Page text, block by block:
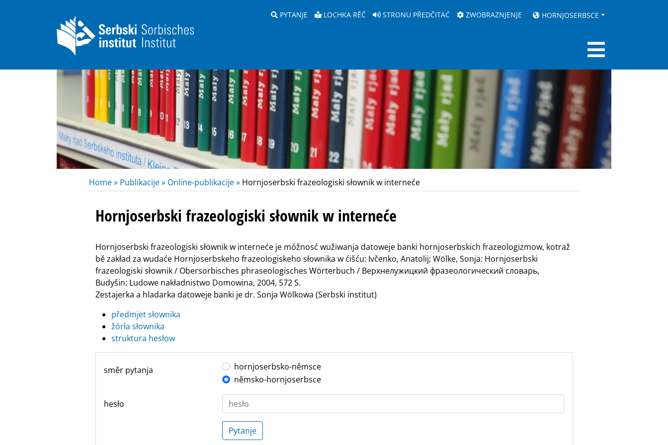
PYTANJE LOCHKA RĚČ STRONU PŘEDČITAĆ ZWOBRAZNJENJE HORNJOSERBSCE
Home » Publikacije » Online-publikacije » Hornjoserbski frazeologiski słownik w interneće
Hornjoserbski frazeologiski słownik w interneće
Hornjoserbski frazeologiski słownik w interneće je móžnosć wužiwanja datoweje banki hornjoserbskich frazeologizmow, kotraž
bě zakład za wudaće Hornjoserbskeho frazeologiskeho słownika w ćišću: Ivčenko, Anatolij; Wölke, Sonja: Hornjoserbski
frazeologiski słownik / Obersorbisches phraseologisches Wörterbuch / Верхнелужицкий фразеологический словарь,
Budyšin: Ludowe nakładnistwo Domowina, 2004, 572 S.
Zestajerka a hladarka datoweje banki je dr. Sonja Wölkowa (Serbski institut)
předmjet słownika
žórła słownika
struktura hesłow
směr pytanja
hornjoserbsko-němsce
němsko-hornjoserbsce
hesło
Pytanje